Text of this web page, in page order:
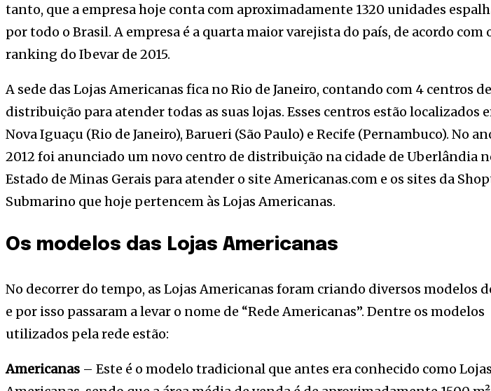
tanto, que a empresa hoje conta com aproximadamente 1320 unidades
por todo o Brasil. A empresa é a quarta maior varejista do país, de acordo com
ranking do Ibevar de 2015.
A sede das Lojas Americanas fica no Rio de Janeiro, contando com 4 centros de
distribuição para atender todas as suas lojas. Esses centros estão localizados
Nova Iguaçu (Rio de Janeiro), Barueri (São Paulo) e Recife (Pernambuco). No
2012 foi anunciado um novo centro de distribuição na cidade de Uberlândia
Estado de Minas Gerais para atender o site Americanas.com e os sites da
Submarino que hoje pertencem às Lojas Americanas.
Os modelos das Lojas Americanas
No decorrer do tempo, as Lojas Americanas foram criando diversos modelos
e por isso passaram a levar o nome de “Rede Americanas”. Dentre os modelos
utilizados pela rede estão:
Americanas – Este é o modelo tradicional que antes era conhecido como Lojas